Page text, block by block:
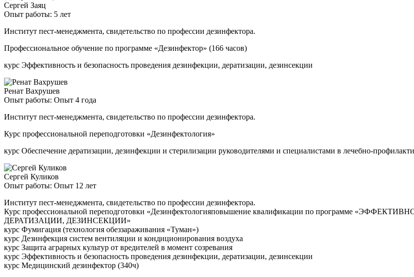
Сергей Заяц
Опыт работы: 5 лет
Институт пест-менеджмента, свидетельство по профессии дезинфектора.
Профессиональное обучение по программе «Дезинфектор» (166 часов)
курс Эффективность и безопасность проведения дезинфекции, дератизации, дезинсекции
Ренат Вахрушев
Опыт работы: Опыт 4 года
Институт пест-менеджмента, свидетельство по профессии дезинфектора.
Курс профессиональной переподготовки «Дезинфектология»
курс Обеспечение дератизации, дезинфекции и стерилизации руководителями и специалистами в лечебно-
Сергей Куликов
Опыт работы: Опыт 12 лет
Институт пест-менеджмента, свидетельство по профессии дезинфектора.
Курс профессиональной переподготовки «Дезинфектологияповышение квалификации по программе
ДЕРАТИЗАЦИИ, ДЕЗИНСЕКЦИИ»
курс Фумигация (технология обеззараживания «Туман»)
курс Дезинфекция систем вентиляции и кондиционирования воздуха
курс Защита аграрных культур от вредителей в момент созревания
курс Эффективность и безопасность проведения дезинфекции, дератизации, дезинсекции
курс Медицинский дезинфектор (340ч)